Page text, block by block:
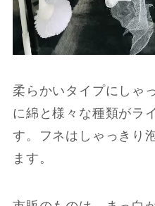
柔らかいタイプにしゃ
に綿と様々な種類がラ
す。フネはしゃっきり
ます。